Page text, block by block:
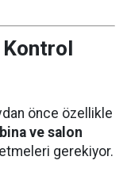
Kontrol
önce özellikle
ve salon
gerekiyor.